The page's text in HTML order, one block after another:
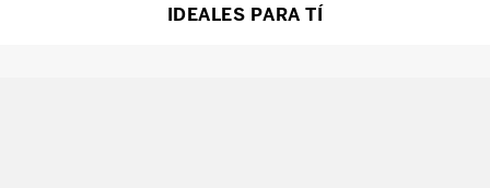
IDEALES PARA TÍ